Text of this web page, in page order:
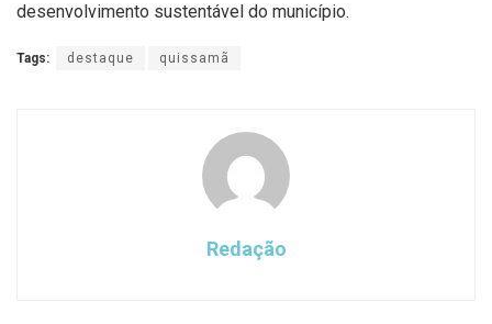
desenvolvimento sustentável do município.
Tags: destaque quissamã
Redação